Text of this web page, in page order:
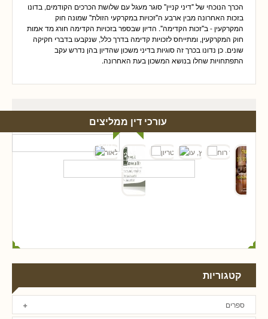
הכרך הנוכחי של "דיני קניין" סוגר מעגל עם שלושת הכרכים הקודמים, בדונו
בזכות האחרונה מבין ארבע ה"זכויות במקרקעי הזולת" שמונה חוק
המקרקעין - ב"זכות הקדימה". הדיון שבספר בזכויות הקדימה חורג מד אמות
חוק המקרקעין, ומתייחס לזכויות קדימה בדרך כלל, שנקבעו בדברי חקיקה
שונים. כן נדונו בכרך זה סוגיות בדיני משכון שהדיון בהן נדרש עקב
התפתחויות שחלו בנושא המשכון בעת האחרונה.
עורכי דין ממליצים
קטגוריות
ספרים